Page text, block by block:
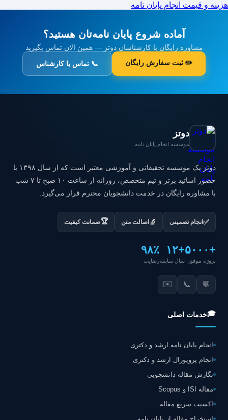
و قیمت انجام پایان نامه
آماده شروع پایان نامه‌تان هستید؟
مشاوره رایگان با کارشناسان دوتز — همین الان تماس بگیرید
✏️ ثبت سفارش رایگان 📞 تماس با کارشناس
دوتز
موسسه انجام پایان نامه
دوتز یک موسسه تحقیقاتی و آموزشی معتبر است که از سال ۱۳۹۸ با
حضور اساتید برتر و تیم متخصص، روزانه از ساعت ۱۰ صبح تا ۷ شب
با مشاوره رایگان در خدمت دانشجویان محترم قرار می‌گیرد.
انجام تضمینی اصالت متن ضمانت کیفیت
پروژه موفق
+۱۲
سال سابقه
۹۸٪
رضایت
✉️
خدمات اصلی
انجام پایان نامه ارشد و دکتری
انجام پروپوزال ارشد و دکتری
نگارش مقاله دانشجویی
مقاله ISI و Scopus
اکسپت سریع مقاله